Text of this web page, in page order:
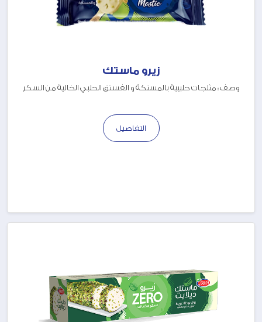
زيرو ماستك
وصف : مثلجات حليبية بالمستكة و الفستق الحلبي الخالية من السكر
التفاصيل